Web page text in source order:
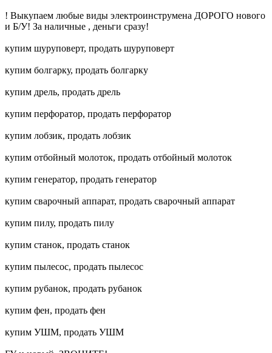
! Выкупаем любые виды электроинструмена ДОРОГО нового
и Б/У! За наличные , деньги сразу!
купим шуруповерт, продать шуруповерт
купим болгарку, продать болгарку
купим дрель, продать дрель
купим перфоратор, продать перфоратор
купим лобзик, продать лобзик
купим отбойный молоток, продать отбойный молоток
купим генератор, продать генератор
купим сварочный аппарат, продать сварочный аппарат
купим пилу, продать пилу
купим станок, продать станок
купим пылесос, продать пылесос
купим рубанок, продать рубанок
купим фен, продать фен
купим УШМ, продать УШМ